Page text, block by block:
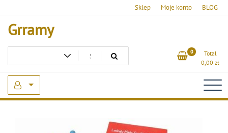
to
content
Sklep Moje konto BLOG
Grramy
0
Total
0,00 zł